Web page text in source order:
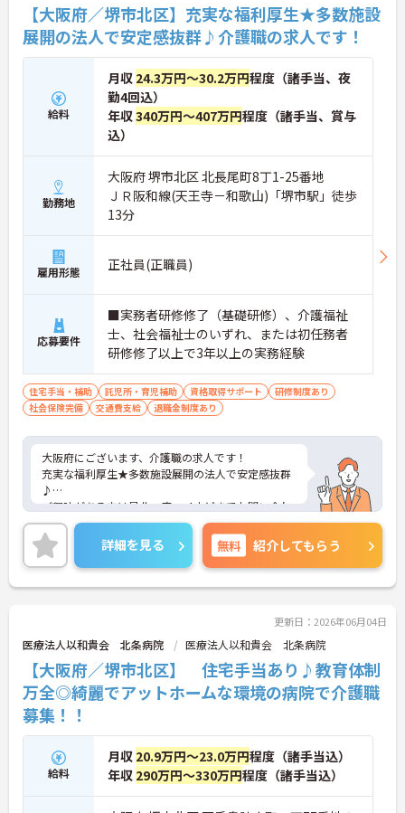
【大阪府／堺市北区】充実な福利厚生★多数施設
展開の法人で安定感抜群♪介護職の求人です！
給料
月収 24.3万円～30.2万円程度（諸手当、夜
勤4回込）
年収340万円～407万円程度（諸手当、賞与
込）
勤務地
大阪府 堺市北区 北長尾町8丁1-25番地
ＪＲ阪和線(天王寺－和歌山)「堺市駅」徒歩
13分
雇用形態 正社員(正職員)
応募要件
■実務者研修修了（基礎研修）、介護福祉
士、社会福祉士のいずれ、または初任務者
研修修了以上で3年以上の実務経験
住宅手当・補助 託児所・育児補助 資格取得サポート
研修制度あり
社会保険完備
交通費支給 退職金制度あり
大阪府にございます、介護職の求人です！
充実な福利厚生★多数施設展開の法人で安定感抜群
♪
ご興味がある方は是非一度マイナビまでお問い合わ
せください。さらに詳細などお伝えします！
詳細を見る 無料 紹介してもらう
更新日：2026年06月04日
医療法人以和貴会 北条病院 医療法人以和貴会 北条病院
【大阪府／堺市北区】 住宅手当あり♪教育体制
万全◎綺麗でアットホームな環境の病院で介護職
募集！！
給料
月収 20.9万円～23.0万円程度（諸手当込）
年収 290万円～330万円程度（諸手当込）